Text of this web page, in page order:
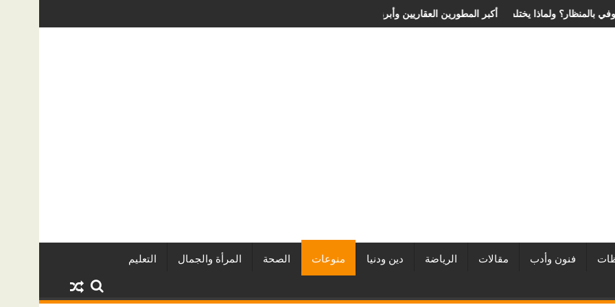
أفضل شركات التطوير العقاري في مصر من URE | أكبر المطورين العقاريين وأبرز المشروعاتعملية الانزلاق الغضروفي بالمنظار؟ ولماذا يختلف من مريض لآخر؟
فنون وأدب مقالات الرياضة دين ودنيا منوعات الصحة المرأة والجمال التعليم